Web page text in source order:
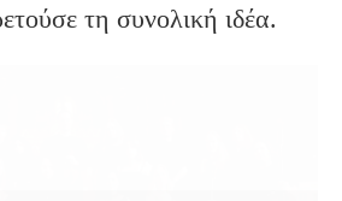
τη συνολική ιδέα.